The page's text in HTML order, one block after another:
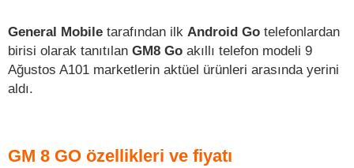
General Mobile tarafından ilk Android Go telefonlardan
birisi olarak tanıtılan GM8 Go akıllı telefon modeli 9
Ağustos A101 marketlerin aktüel ürünleri arasında yerini
aldı.
GM 8 GO özellikleri ve fiyatı